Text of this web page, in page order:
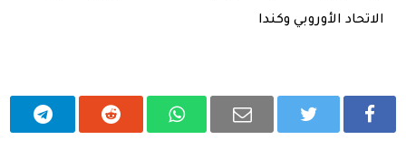
الاتحاد الأوروبي وكندا